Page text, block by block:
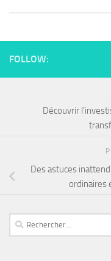
FOLLOW:
Découvrir
Des astuces
ordinaires